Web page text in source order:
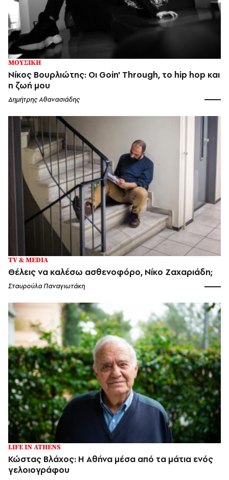
ΜΟΥΣΙΚΗ
Νίκος Βουρλιώτης: Οι Goin' Through, το hip hop και
η ζωή μου
Δημήτρης Αθανασιάδης
TV & MEDIA
Θέλεις να καλέσω ασθενοφόρο, Νίκο Ζαχαριάδη;
Σταυρούλα Παναγιωτάκη
LIFE IN ATHENS
Κώστας Βλάχος: Η Αθήνα μέσα από τα μάτια ενός
γελοιογράφου